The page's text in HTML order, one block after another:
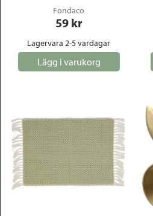
Fondaco
59 kr
Lagervara 2-5 vardagar
Lägg i varukorg